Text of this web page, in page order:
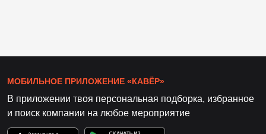
МОБИЛЬНОЕ ПРИЛОЖЕНИЕ «КАВЁР»
В приложении твоя персональная подборка, избранное
и поиск компании на любое мероприятие